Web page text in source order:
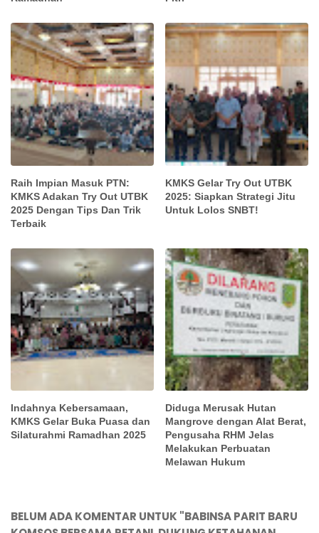
Raih Impian Masuk PTN:
KMKS Adakan Try Out UTBK
2025 Dengan Tips Dan Trik
Terbaik
KMKS Gelar Try Out UTBK
2025: Siapkan Strategi Jitu
Untuk Lolos SNBT!
Indahnya Kebersamaan,
KMKS Gelar Buka Puasa dan
Silaturahmi Ramadhan 2025
Diduga Merusak Hutan
Mangrove dengan Alat Berat,
Pengusaha RHM Jelas
Melakukan Perbuatan
Melawan Hukum
BELUM ADA KOMENTAR UNTUK "BABINSA PARIT BARU